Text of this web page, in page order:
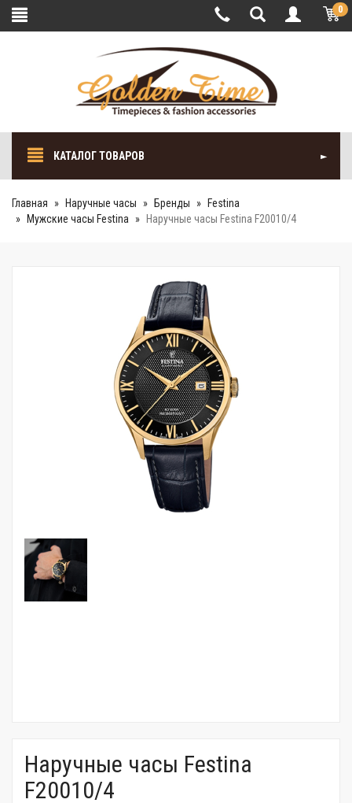
0
КАТАЛОГ ТОВАРОВ
Главная Наручные часы Бренды
Festina
Мужские часы Festina
Наручные часы Festina F20010/4
Наручные часы Festina
F20010/4